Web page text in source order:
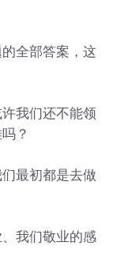
全部答案，这
我们还不能领
？
最初都是去做
我们敬业的感